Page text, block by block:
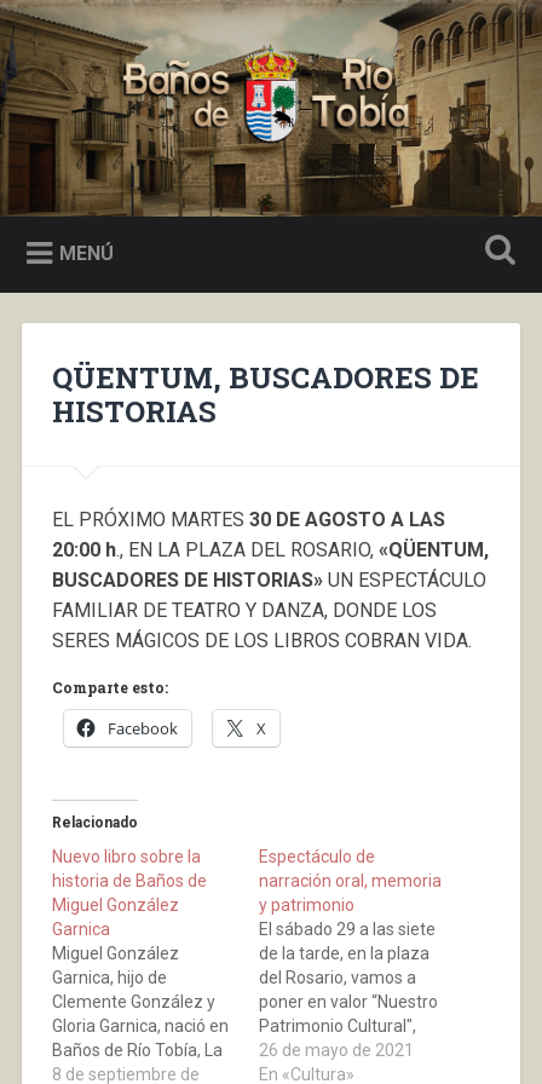
Saltar
al
contenido
Buscar
Baños de Río Tobía
MENÚ
QÜENTUM, BUSCADORES DE
HISTORIAS
EL PRÓXIMO MARTES 30 DE AGOSTO A LAS
20:00 h., EN LA PLAZA DEL ROSARIO, «QÜENTUM,
BUSCADORES DE HISTORIAS»UN ESPECTÁCULO
FAMILIAR DE TEATRO Y DANZA, DONDE LOS
SERES MÁGICOS DE LOS LIBROS COBRAN VIDA.
Comparte esto:
Facebook X
Relacionado
Nuevo libro sobre la
historia de Baños de
Miguel González
Garnica
Miguel González
Garnica, hijo de
Clemente González y
Gloria Garnica, nació en
Baños de Río Tobía, La
Rioja, el 13 de abril de
8 de septiembre de
Espectáculo de
narración oral, memoria
y patrimonio
El sábado 29 a las siete
de la tarde, en la plaza
del Rosario, vamos a
poner en valor “Nuestro
Patrimonio Cultural",
mediante un
espectáculo de
26 de mayo de 2021
En «Cultura»